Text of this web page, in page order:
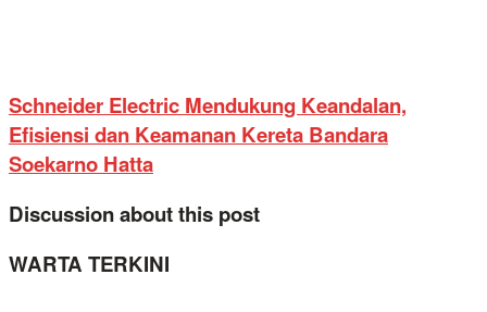
Schneider Electric Mendukung Keandalan,
Efisiensi dan Keamanan Kereta Bandara
Soekarno Hatta
Discussion about this post
WARTA TERKINI